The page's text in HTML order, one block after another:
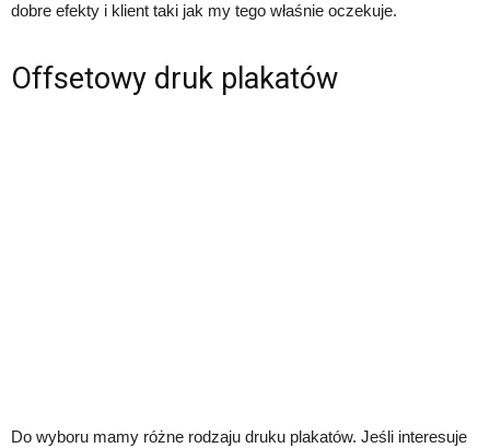
dobre efekty i klient taki jak my tego właśnie oczekuje.
Offsetowy druk plakatów
Do wyboru mamy różne rodzaju druku plakatów. Jeśli interesuje